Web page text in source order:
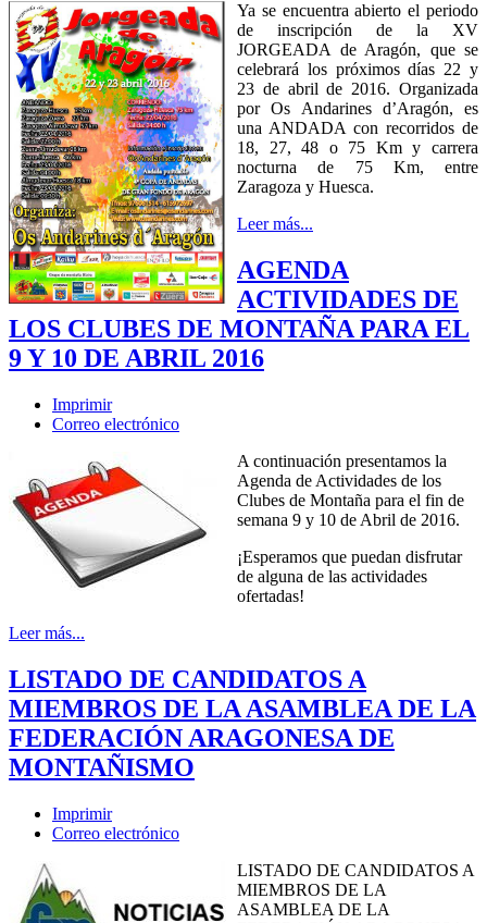
Ya se encuentra abierto el periodo
de inscripción de la XV
JORGEADA de Aragón, que se
celebrará los próximos días 22 y
23 de abril de 2016. Organizada
por Os Andarines d’Aragón, es
una ANDADA con recorridos de
18, 27, 48 o 75 Km y carrera
nocturna de 75 Km, entre
Zaragoza y Huesca.
Leer más...
AGENDA
ACTIVIDADES DE
LOS CLUBES DE MONTAÑA PARA EL
9 Y 10 DE ABRIL 2016
Imprimir
Correo electrónico
A continuación presentamos la
Agenda de Actividades de los
Clubes de Montaña para el fin de
semana 9 y 10 de Abril de 2016.
¡Esperamos que puedan disfrutar
de alguna de las actividades
ofertadas!
Leer más...
LISTADO DE CANDIDATOS A
MIEMBROS DE LA ASAMBLEA DE LA
FEDERACIÓN ARAGONESA DE
MONTAÑISMO
Imprimir
Correo electrónico
LISTADO DE CANDIDATOS A
MIEMBROS DE LA
ASAMBLEA DE LA